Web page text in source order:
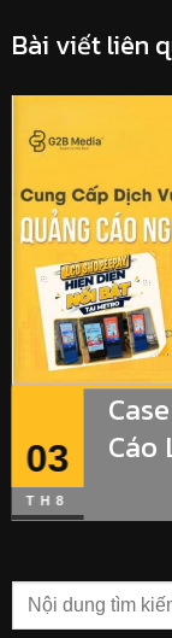
Bài viết liên
03
TH8
Cáo